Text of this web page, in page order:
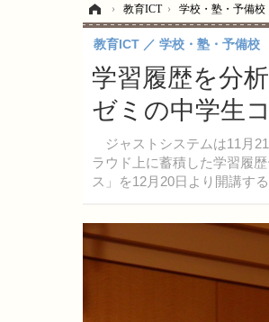
› 教育ICT › 学校・塾・予備校
学習履歴を分
ゼミの中学生
ジャストシステムは11月
ラウド上に蓄積した学習履
ス」を12月20日より開講する
教育ICT 学校・塾・予備校